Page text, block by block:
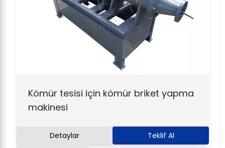
Kömür tesisi için kömür briket yapma
makinesi
Detaylar Teklif Al